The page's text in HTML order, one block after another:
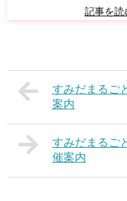
記事を読
すみだまるご
案内
すみだまるご
催案内